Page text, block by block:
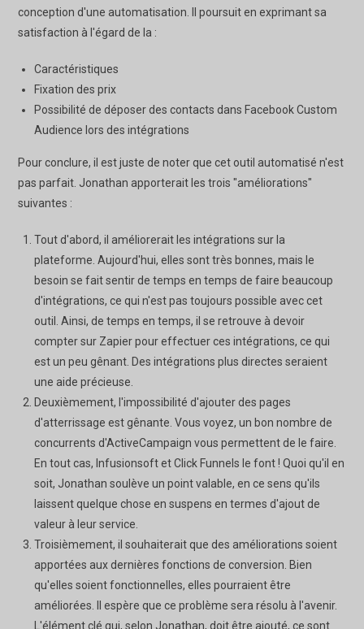
conception d'une automatisation. Il poursuit en exprimant sa
satisfaction à l'égard de la :
Caractéristiques
Fixation des prix
Possibilité de déposer des contacts dans Facebook Custom
Audience lors des intégrations
Pour conclure, il est juste de noter que cet outil automatisé n'est
pas parfait. Jonathan apporterait les trois "améliorations"
suivantes :
Tout d'abord, il améliorerait les intégrations sur la
plateforme. Aujourd'hui, elles sont très bonnes, mais le
besoin se fait sentir de temps en temps de faire beaucoup
d'intégrations, ce qui n'est pas toujours possible avec cet
outil. Ainsi, de temps en temps, il se retrouve à devoir
compter sur Zapier pour effectuer ces intégrations, ce qui
est un peu gênant. Des intégrations plus directes seraient
une aide précieuse.
Deuxièmement, l'impossibilité d'ajouter des pages
d'atterrissage est gênante. Vous voyez, un bon nombre de
concurrents d'ActiveCampaign vous permettent de le faire.
En tout cas, Infusionsoft et Click Funnels le font ! Quoi qu'il en
soit, Jonathan soulève un point valable, en ce sens qu'ils
laissent quelque chose en suspens en termes d'ajout de
valeur à leur service.
Troisièmement, il souhaiterait que des améliorations soient
apportées aux dernières fonctions de conversion. Bien
qu'elles soient fonctionnelles, elles pourraient être
améliorées. Il espère que ce problème sera résolu à l'avenir.
L'élément clé qui, selon Jonathan, doit être ajouté, ce sont